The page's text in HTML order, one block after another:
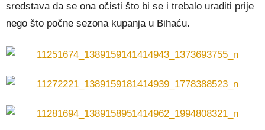
sredstava da se ona očisti što bi se i trebalo uraditi prije
nego što počne sezona kupanja u Bihaću.